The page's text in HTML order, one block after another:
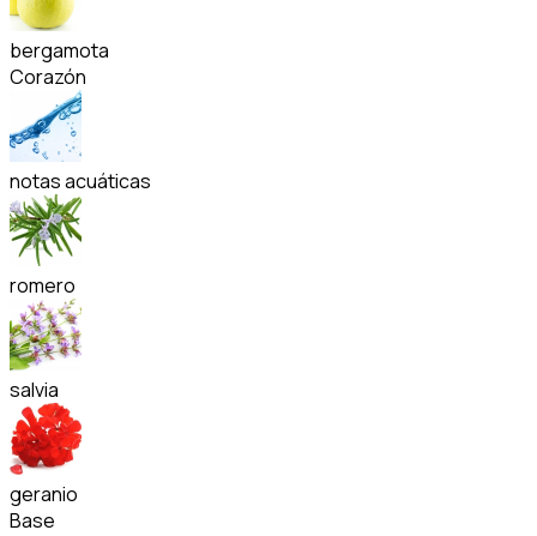
bergamota
Corazón
notas acuáticas
romero
salvia
geranio
Base